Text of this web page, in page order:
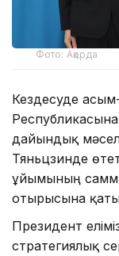
Фото: Ақорда
Кездесуде
дайындық
Тяньцзинде
ұйымының
отырысына
Президент
стратегиялық